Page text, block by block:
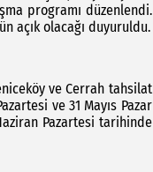
programı düzenlendi.
açık olacağı duyuruldu.
ve Cerrah tahsilat
ve 31 Mayıs Pazar
Pazartesi tarihinde